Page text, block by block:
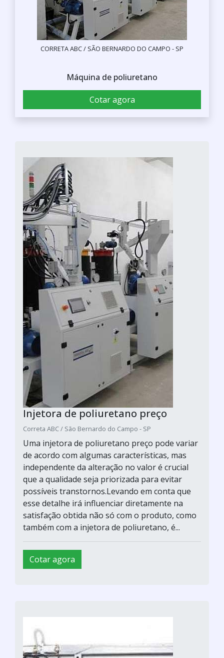
CORRETA ABC / SÃO BERNARDO DO CAMPO - SP
Máquina de poliuretano
Cotar agora
Injetora de poliuretano preço
Correta ABC / São Bernardo do Campo - SP
Uma injetora de poliuretano preço pode variar
de acordo com algumas características, mas
independente da alteração no valor é crucial
que a qualidade seja priorizada para evitar
possíveis transtornos.Levando em conta que
esse detalhe irá influenciar diretamente na
satisfação obtida não só com o produto, como
também com a injetora de poliuretano, é...
Cotar agora